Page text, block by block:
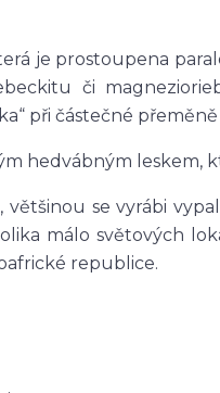
je prostoupena
či
při částečné
hedvábným leskem,
většinou se vyrábi
málo světových
republice.